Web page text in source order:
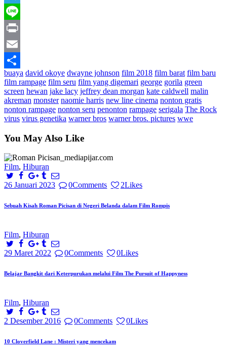
Telegram
Line
Print
Email
Share
buaya david okoye dwayne johnson film 2018 film barat film baru
film rampage film seru film yang digemari george gorila green
screen hewan jake lacy jeffrey dean morgan kate caldwell malin
akreman monster naomie harris new line cinema nonton gratis
nonton rampage nonton seru penonton rampage serigala The Rock
virus virus genetika warner bros warner bros. pictures wwe
You May Also Like
Film, Hiburan
26 Januari 2023 0Comments 2Likes
Sebuah Kisah Roman Picisan di Negeri Belanda dalam Film Rompis
Film, Hiburan
29 Maret 2022 0Comments 0Likes
Belajar Bangkit dari Keterpurukan melalui Film The Pursuit of Happyness
Film, Hiburan
2 Desember 2016 0Comments 0Likes
10 Cloverfield Lane : Misteri yang mencekam